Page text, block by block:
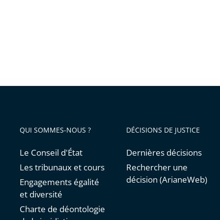
QUI SOMMES-NOUS ?
Le Conseil d'État
Les tribunaux et cours
Engagements égalité
et diversité
Charte de déontologie
DÉCISIONS DE JUSTICE
Dernières décisions
Rechercher une
décision (ArianeWeb)